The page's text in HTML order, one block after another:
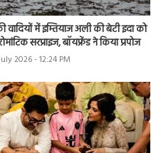
वादियों में इम्तियाज अली की बेटी इदा को
सरप्राइज, बॉयफ्रेंड ने किया प्रपोज
2026 - 12:24 PM